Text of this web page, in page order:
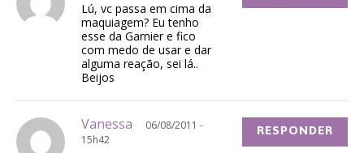
Lú, vc passa em cima da
maquiagem? Eu tenho
esse da Garnier e fico
com medo de usar e dar
alguma reação, sei lá..
Beijos
Vanessa
06/08/2011 -
15h42
RESPONDER